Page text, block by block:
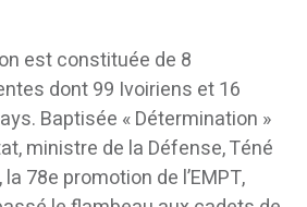
est constituée de 8
dont 99 Ivoiriens et 16
Baptisée « Détermination »
ministre de la Défense, Téné
78e promotion de l’EMPT,